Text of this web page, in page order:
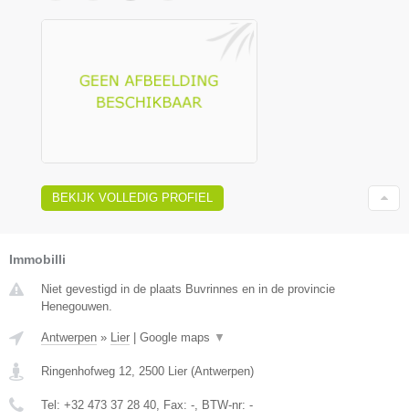
BEKIJK VOLLEDIG PROFIEL
Immobilli
Niet gevestigd in de plaats Buvrinnes en in de provincie
Henegouwen.
Antwerpen » Lier Google maps ▼
Ringenhofweg 12, 2500 Lier (Antwerpen)
Tel: +32 473 37 28 40, Fax: -, BTW-nr: -